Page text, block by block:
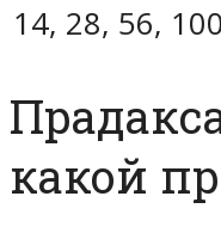
14, 28, 56, 100
какой